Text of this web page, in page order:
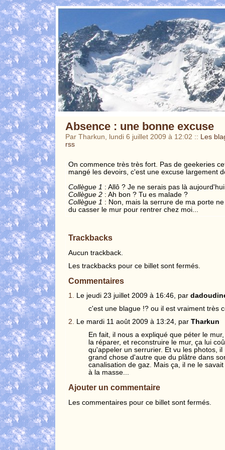
Absence : une bonne excuse
Par Tharkun, lundi 6 juillet 2009 à 12:02 :: Les
rss
On commence très très fort. Pas de geekeries
mangé les devoirs, c'est une excuse largement
Collègue 1 : Allô ? Je ne serais pas là
Collègue 2 : Ah bon ? Tu es malade ?
Collègue 1 : Non, mais la serrure de ma porte
du casser le mur pour rentrer chez moi...
Trackbacks
Aucun trackback.
Les trackbacks pour ce billet sont fermés.
Commentaires
1. Le jeudi 23 juillet 2009 à 16:46, par
c'est une blague !? ou il est vraiment très
2. Le mardi 11 août 2009 à 13:24, par Tharkun
En fait, il nous a expliqué que péter le
la réparer, et reconstruire le mur, ça lui
qu'appeler un serrurier. Et vu les photos,
grand chose d'autre que du plâtre dans
canalisation de gaz. Mais ça, il ne le
à la masse...
Ajouter un commentaire
Les commentaires pour ce billet sont fermés.